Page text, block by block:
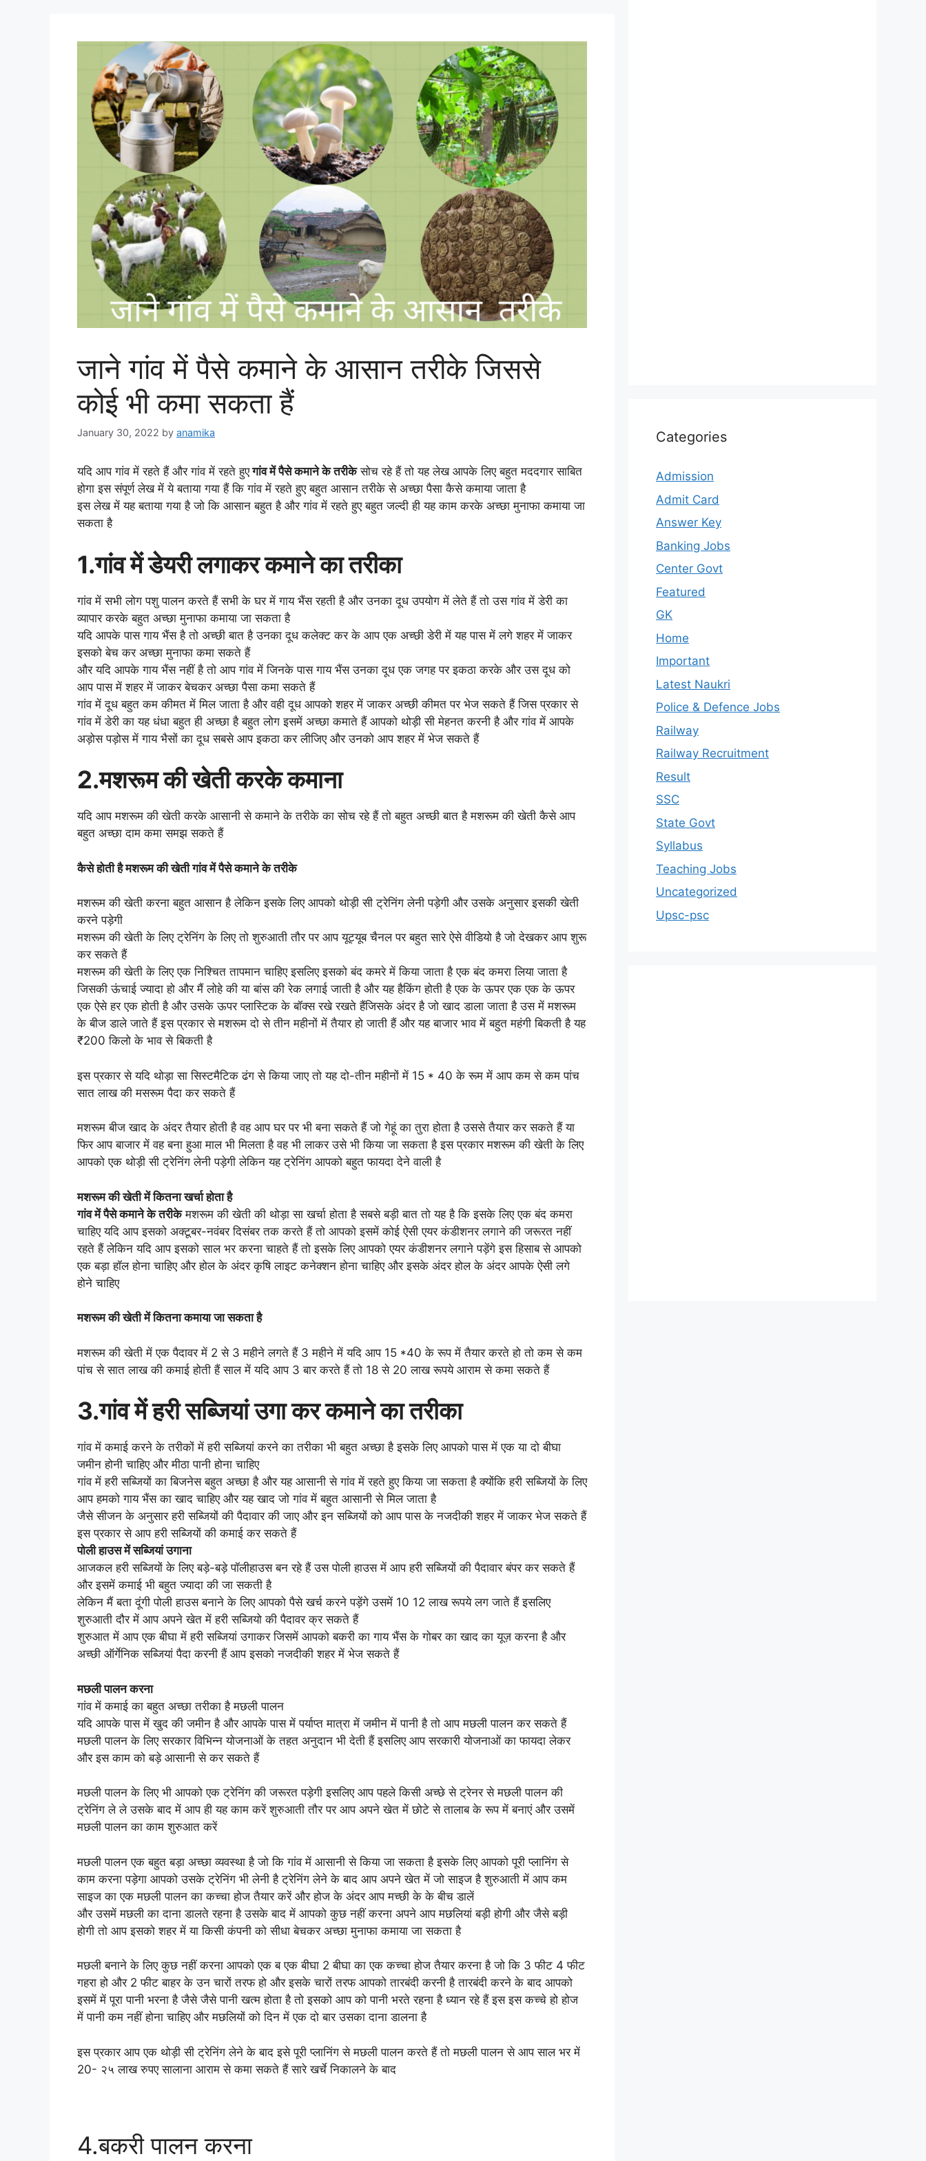
जाने गांव में पैसे कमाने के आसान तरीके जिससे
कोई भी कमा सकता हैं
January 30, 2022 by anamika
यदि आप गांव में रहते हैं और गांव में रहते हुएगांव में पैसे कमाने के तरीकेसोच रहे हैं तो यह लेख आपके लिए बहुत मददगार साबित
होगा इस संपूर्ण लेख में ये बताया गया हैं कि गांव में रहते हुए बहुत आसान तरीके से अच्छा पैसा कैसे कमाया जाता है
इस लेख में यह बताया गया है जो कि आसान बहुत है और गांव में रहते हुए बहुत जल्दी ही यह काम करके अच्छा मुनाफा कमाया जा
सकता है
1.गांव में डेयरी लगाकर कमाने का तरीका
गांव में सभी लोग पशु पालन करते हैं सभी के घर में गाय भैंस रहती है और उनका दूध उपयोग में लेते हैं तो उस गांव में डेरी का
व्यापार करके बहुत अच्छा मुनाफा कमाया जा सकता है
यदि आपके पास गाय भैंस है तो अच्छी बात है उनका दूध कलेक्ट कर के आप एक अच्छी डेरी में यह पास में लगे शहर में जाकर
इसको बेच कर अच्छा मुनाफा कमा सकते हैं
और यदि आपके गाय भैंस नहीं है तो आप गांव में जिनके पास गाय भैंस उनका दूध एक जगह पर इकठा करके और उस दूध को
आप पास में शहर में जाकर बेचकर अच्छा पैसा कमा सकते हैं
गांव में दूध बहुत कम कीमत में मिल जाता है और वही दूध आपको शहर में जाकर अच्छी कीमत पर भेज सकते हैं जिस प्रकार से
गांव में डेरी का यह धंधा बहुत ही अच्छा है बहुत लोग इसमें अच्छा कमाते हैं आपको थोड़ी सी मेहनत करनी है और गांव में आपके
अड़ोस पड़ोस में गाय भैसों का दूध सबसे आप इकठा कर लीजिए और उनको आप शहर में भेज सकते हैं
2.मशरूम की खेती करके कमाना
यदि आप मशरूम की खेती करके आसानी से कमाने के तरीके का सोच रहे हैं तो बहुत अच्छी बात है मशरूम की खेती कैसे आप
बहुत अच्छा दाम कमा समझ सकते हैं
कैसे होती है मशरूम की खेती गांव में पैसे कमाने के तरीके
मशरूम की खेती करना बहुत आसान है लेकिन इसके लिए आपको थोड़ी सी ट्रेनिंग लेनी पड़ेगी और उसके अनुसार इसकी खेती
करने पड़ेगी
मशरूम की खेती के लिए ट्रेनिंग के लिए तो शुरुआती तौर पर आप यूट्यूब चैनल पर बहुत सारे ऐसे वीडियो है जो देखकर आप शुरू
कर सकते हैं
मशरूम की खेती के लिए एक निश्चित तापमान चाहिए इसलिए इसको बंद कमरे में किया जाता है एक बंद कमरा लिया जाता है
जिसकी ऊंचाई ज्यादा हो और मैं लोहे की या बांस की रेक लगाई जाती है और यह हैकिंग होती है एक के ऊपर एक एक के ऊपर
एक ऐसे हर एक होती है और उसके ऊपर प्लास्टिक के बॉक्स रखे रखते हैंजिसके अंदर है जो खाद डाला जाता है उस में मशरूम
के बीज डाले जाते हैं इस प्रकार से मशरूम दो से तीन महीनों में तैयार हो जाती हैं और यह बाजार भाव में बहुत महंगी बिकती है यह
₹200 किलो के भाव से बिकती है
इस प्रकार से यदि थोड़ा सा सिस्टमैटिक ढंग से किया जाए तो यह दो-तीन महीनों में 15 * 40 के रूम में आप कम से कम पांच
सात लाख की मसरूम पैदा कर सकते हैं
मशरूम बीज खाद के अंदर तैयार होती है वह आप घर पर भी बना सकते हैं जो गेहूं का तुरा होता है उससे तैयार कर सकते हैं या
फिर आप बाजार में वह बना हुआ माल भी मिलता है वह भी लाकर उसे भी किया जा सकता है इस प्रकार मशरूम की खेती के लिए
आपको एक थोड़ी सी ट्रेनिंग लेनी पड़ेगी लेकिन यह ट्रेनिंग आपको बहुत फायदा देने वाली है
मशरूम की खेती में कितना खर्चा होता है
गांव में पैसे कमाने के तरीकेमशरूम की खेती की थोड़ा सा खर्चा होता है सबसे बड़ी बात तो यह है कि इसके लिए एक बंद कमरा
चाहिए यदि आप इसको अक्टूबर-नवंबर दिसंबर तक करते हैं तो आपको इसमें कोई ऐसी एयर कंडीशनर लगाने की जरूरत नहीं
रहते हैं लेकिन यदि आप इसको साल भर करना चाहते हैं तो इसके लिए आपको एयर कंडीशनर लगाने पड़ेंगे इस हिसाब से आपको
एक बड़ा हॉल होना चाहिए और होल के अंदर कृषि लाइट कनेक्शन होना चाहिए और इसके अंदर होल के अंदर आपके ऐसी लगे
होने चाहिए
मशरूम की खेती में कितना कमाया जा सकता है
मशरूम की खेती में एक पैदावर में 2 से 3 महीने लगते हैं 3 महीने में यदि आप 15 *40 के रूप में तैयार करते हो तो कम से कम
पांच से सात लाख की कमाई होती हैं साल में यदि आप 3 बार करते हैं तो 18 से 20 लाख रूपये आराम से कमा सकते हैं
3.गांव में हरी सब्जियां उगा कर कमाने का तरीका
गांव में कमाई करने के तरीकों में हरी सब्जियां करने का तरीका भी बहुत अच्छा है इसके लिए आपको पास में एक या दो बीघा
जमीन होनी चाहिए और मीठा पानी होना चाहिए
गांव में हरी सब्जियों का बिजनेस बहुत अच्छा है और यह आसानी से गांव में रहते हुए किया जा सकता है क्योंकि हरी सब्जियों के लिए
आप हमको गाय भैंस का खाद चाहिए और यह खाद जो गांव में बहुत आसानी से मिल जाता है
जैसे सीजन के अनुसार हरी सब्जियों की पैदावार की जाए और इन सब्जियों को आप पास के नजदीकी शहर में जाकर भेज सकते हैं
इस प्रकार से आप हरी सब्जियों की कमाई कर सकते हैं
पोली हाउस में सब्जियां उगाना
आजकल हरी सब्जियों के लिए बड़े-बड़े पॉलीहाउस बन रहे हैं उस पोली हाउस में आप हरी सब्जियों की पैदावार बंपर कर सकते हैं
और इसमें कमाई भी बहुत ज्यादा की जा सकती है
लेकिन मैं बता दूंगी पोली हाउस बनाने के लिए आपको पैसे खर्च करने पड़ेंगे उसमें 10 12 लाख रूपये लग जाते हैं इसलिए
शुरुआती दौर में आप अपने खेत में हरी सब्जियो की पैदावर क्र सकते हैं
शुरुआत में आप एक बीघा में हरी सब्जियां उगाकर जिसमें आपको बकरी का गाय भैंस के गोबर का खाद का यूज़ करना है और
अच्छी ऑर्गेनिक सब्जियां पैदा करनी हैं आप इसको नजदीकी शहर में भेज सकते हैं
मछली पालन करना
गांव में कमाई का बहुत अच्छा तरीका है मछली पालन
यदि आपके पास में खुद की जमीन है और आपके पास में पर्याप्त मात्रा में जमीन में पानी है तो आप मछली पालन कर सकते हैं
मछली पालन के लिए सरकार विभिन्न योजनाओं के तहत अनुदान भी देती हैं इसलिए आप सरकारी योजनाओं का फायदा लेकर
और इस काम को बड़े आसानी से कर सकते हैं
मछली पालन के लिए भी आपको एक ट्रेनिंग की जरूरत पड़ेगी इसलिए आप पहले किसी अच्छे से ट्रेनर से मछली पालन की
ट्रेनिंग ले ले उसके बाद में आप ही यह काम करें शुरुआती तौर पर आप अपने खेत में छोटे से तालाब के रूप में बनाएं और उसमें
मछली पालन का काम शुरुआत करें
मछली पालन एक बहुत बड़ा अच्छा व्यवस्था है जो कि गांव में आसानी से किया जा सकता है इसके लिए आपको पूरी प्लानिंग से
काम करना पड़ेगा आपको उसके ट्रेनिंग भी लेनी है ट्रेनिंग लेने के बाद आप अपने खेत में जो साइज है शुरुआती में आप कम
साइज का एक मछली पालन का कच्चा होज तैयार करें और होज के अंदर आप मच्छी के के बीच डालें
और उसमें मछली का दाना डालते रहना है उसके बाद में आपको कुछ नहीं करना अपने आप मछलियां बड़ी होगी और जैसे बड़ी
होगी तो आप इसको शहर में या किसी कंपनी को सीधा बेचकर अच्छा मुनाफा कमाया जा सकता है
मछली बनाने के लिए कुछ नहीं करना आपको एक ब एक बीघा 2 बीघा का एक कच्चा होज तैयार करना है जो कि 3 फीट 4 फीट
गहरा हो और 2 फीट बाहर के उन चारों तरफ हो और इसके चारों तरफ आपको तारबंदी करनी है तारबंदी करने के बाद आपको
इसमें में पूरा पानी भरना है जैसे जैसे पानी खत्म होता है तो इसको आप को पानी भरते रहना है ध्यान रहे हैं इस इस कच्चे हो होज
में पानी कम नहीं होना चाहिए और मछलियों को दिन में एक दो बार उसका दाना डालना है
इस प्रकार आप एक थोड़ी सी ट्रेनिंग लेने के बाद इसे पूरी प्लानिंग से मछली पालन करते हैं तो मछली पालन से आप साल भर में
20- २५ लाख रुपए सालाना आराम से कमा सकते हैं सारे खर्चे निकालने के बाद
4.बकरी पालन करना
Categories
Admission
Admit Card
Answer Key
Banking Jobs
Center Govt
Featured
GK
Home
Important
Latest Naukri
Police & Defence Jobs
Railway
Railway Recruitment
Result
SSC
State Govt
Syllabus
Teaching Jobs
Uncategorized
Upsc-psc